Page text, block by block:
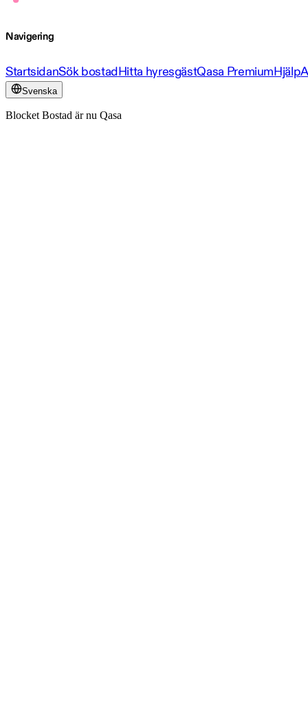
Navigering
StartsidanSök bostadHitta hyresgästQasa PremiumHjälp
Svenska
Blocket Bostad är nu Qasa